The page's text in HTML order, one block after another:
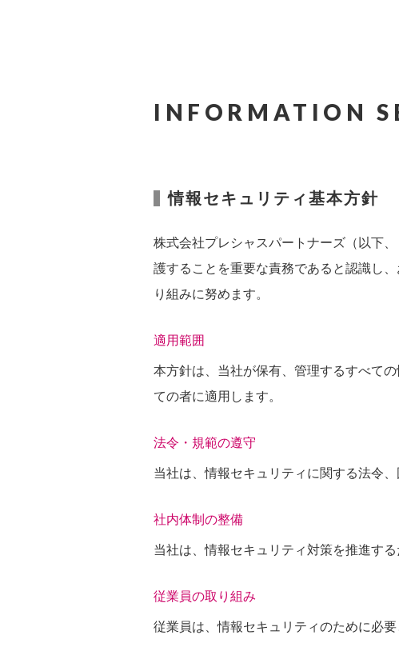
INFORMATION
情報セキュリティ基本方針
株式会社プレシャスパートナーズ（以下
護することを重要な責務であると認識し
り組みに努めます。
適用範囲
本方針は、当社が保有、管理するすべて
ての者に適用します。
法令・規範の遵守
当社は、情報セキュリティに関する法令
社内体制の整備
当社は、情報セキュリティ対策を推進す
従業員の取り組み
従業員は、情報セキュリティのために必